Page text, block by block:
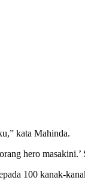
kata Mahinda.
hero
100 kanak-